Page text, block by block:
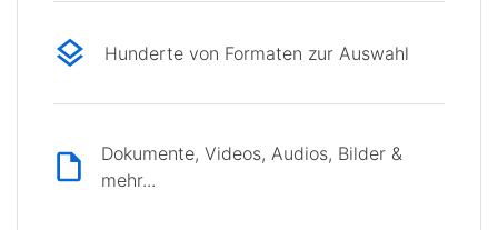
Hunderte von Formaten zur Auswahl
Dokumente, Videos, Audios, Bilder &
mehr...